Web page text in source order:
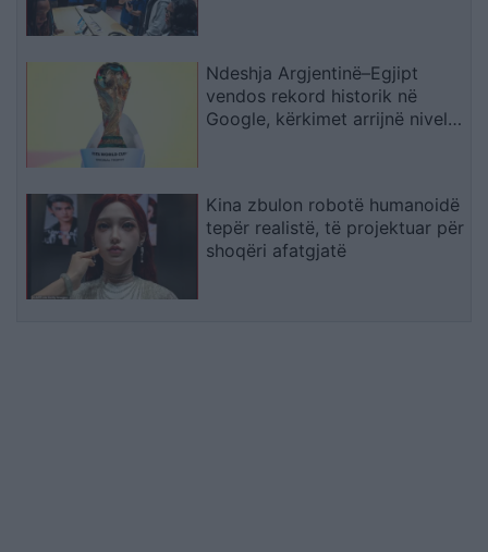
Ndeshja Argjentinë–Egjipt
vendos rekord historik në
Google, kërkimet arrijnë nivele
Kina zbulon robotë humanoidë
tepër realistë, të projektuar për
shoqëri afatgjatë